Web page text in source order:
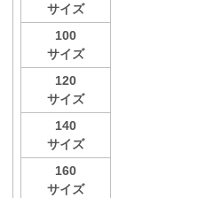
サイズ
100
サイズ
120
サイズ
140
サイズ
160
サイズ